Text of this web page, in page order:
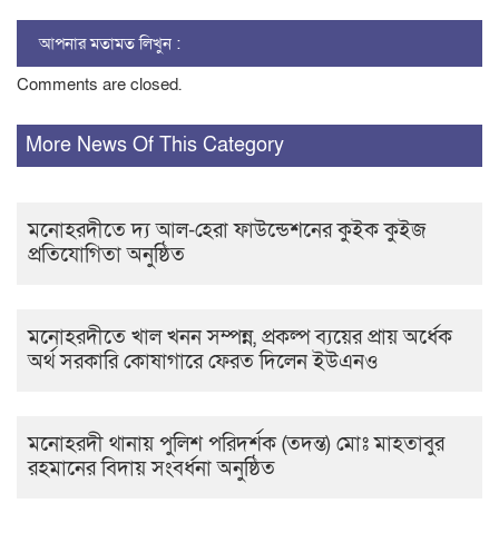
আপনার মতামত লিখুন :
Comments are closed.
More News Of This Category
মনোহরদীতে দ্য আল-হেরা ফাউন্ডেশনের কুইক কুইজ
প্রতিযোগিতা অনুষ্ঠিত
মনোহরদীতে খাল খনন সম্পন্ন, প্রকল্প ব্যয়ের প্রায় অর্ধেক
অর্থ সরকারি কোষাগারে ফেরত দিলেন ইউএনও
মনোহরদী থানায় পুলিশ পরিদর্শক (তদন্ত) মোঃ মাহতাবুর
রহমানের বিদায় সংবর্ধনা অনুষ্ঠিত